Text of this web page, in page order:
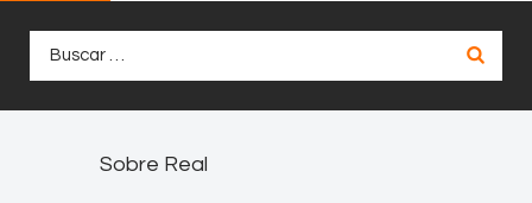
Sobre Real